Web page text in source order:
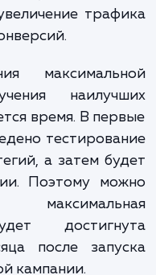
и общий рекламный
начинается от 15 000
с нашими
использование
от размера вашего
достичь ваших целей